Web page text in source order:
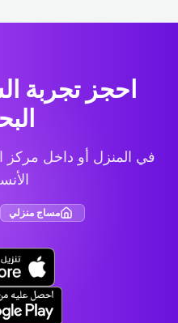
احجز تجربة
في المنزل أو داخل مركز
مساج منزلي